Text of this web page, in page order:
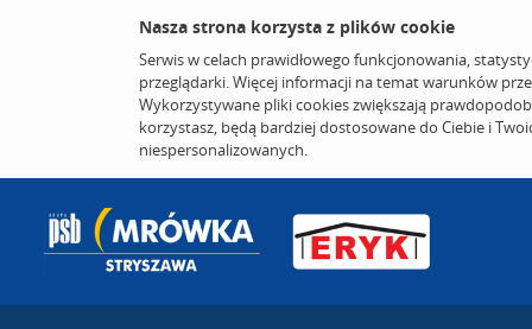
Nasza strona korzysta z plików cookie
Serwis w celach prawidłowego funkcjonowania,
przeglądarki. Więcej informacji na temat warunków
Wykorzystywane pliki cookies zwiększają
korzystasz, będą bardziej dostosowane do Ciebie i
niespersonalizowanych.